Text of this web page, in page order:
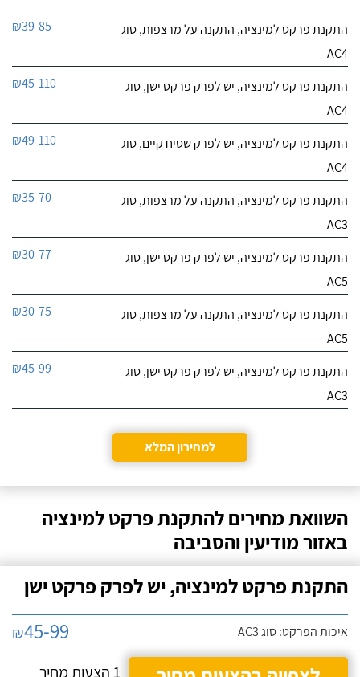
התקנת פרקט למינציה, התקנה על מרצפות, סוג
AC4
₪39-85
התקנת פרקט למינציה, יש לפרק פרקט ישן, סוג
AC4
₪45-110
התקנת פרקט למינציה, יש לפרק שטיח קיים, סוג
AC4
₪49-110
התקנת פרקט למינציה, התקנה על מרצפות, סוג
AC3
₪35-70
התקנת פרקט למינציה, יש לפרק פרקט ישן, סוג
AC5
₪30-77
התקנת פרקט למינציה, התקנה על מרצפות, סוג
AC5
₪30-75
התקנת פרקט למינציה, יש לפרק פרקט ישן, סוג
AC3
₪45-99
למחירון המלא
השוואת מחירים להתקנת פרקט למינציה
באזור מודיעין והסביבה
התקנת פרקט למינציה, יש לפרק פרקט ישן
איכות הפרקט: סוג AC3 ₪45-99
1 הצעות מחיר